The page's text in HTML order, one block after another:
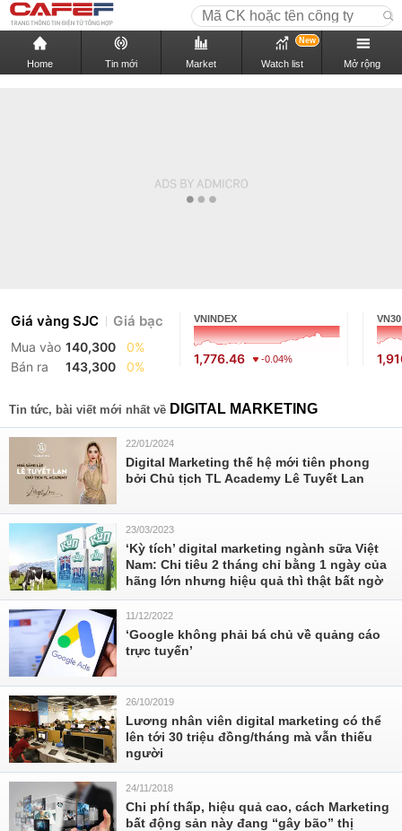
Home Tin mới Market Watch list
New
Mở rộng
Giá vàng SJC Giá bạc
Mua vào 140,300
0%
Bán ra
143,300 0%
VNINDEX
1,776.46 -0.04%
VN30
Tin tức, bài viết mới nhất về DIGITAL MARKETING
22/01/2024
Digital Marketing thế hệ mới tiên phong
bởi Chủ tịch TL Academy Lê Tuyết Lan
23/03/2023
‘Kỳ tích’ digital marketing ngành sữa Việt
Nam: Chi tiêu 2 tháng chỉ bằng 1 ngày của
hãng lớn nhưng hiệu quả thì thật bất ngờ
11/12/2022
‘Google không phải bá chủ về quảng cáo
trực tuyến’
26/10/2019
Lương nhân viên digital marketing có thể
lên tới 30 triệu đồng/tháng mà vẫn thiếu
người
24/11/2018
Chi phí thấp, hiệu quả cao, cách Marketing
bất động sản này đang “gây bão” thị